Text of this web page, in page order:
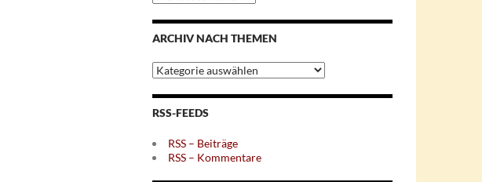
nach
Monaten
ARCHIV NACH THEMEN
Archiv
nach
Themen
RSS-FEEDS
RSS – Beiträge
RSS – Kommentare